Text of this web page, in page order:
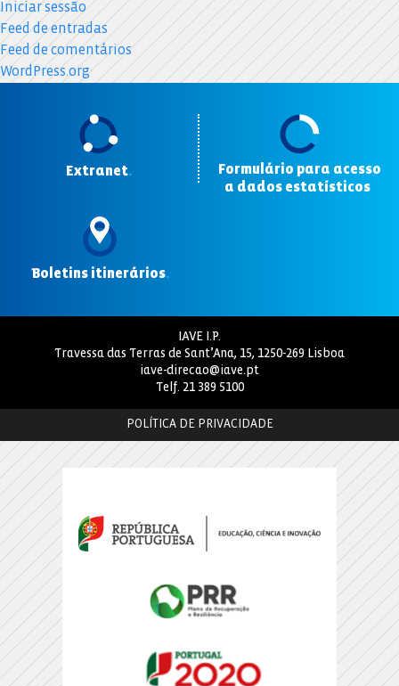
Iniciar sessão
Feed de entradas
Feed de comentários
WordPress.org
Extranet.
Formulário para acesso
a dados estatísticos
Boletins itinerários.
IAVE I.P.
Travessa das Terras de Sant’Ana, 15, 1250-269 Lisboa
iave-direcao@iave.pt
Telf. 21 389 5100
POLÍTICA DE PRIVACIDADE